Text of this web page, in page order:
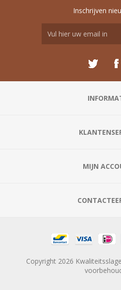
Inschrijven
MIJN
Copyright 2026